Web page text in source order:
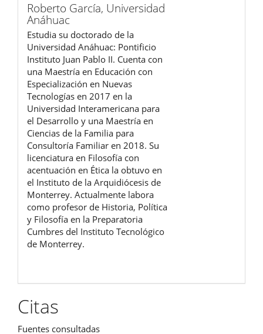
Roberto García, Universidad
Anáhuac
Estudia su doctorado de la
Universidad Anáhuac: Pontificio
Instituto Juan Pablo II. Cuenta con
una Maestría en Educación con
Especialización en Nuevas
Tecnologías en 2017 en la
Universidad Interamericana para
el Desarrollo y una Maestría en
Ciencias de la Familia para
Consultoría Familiar en 2018. Su
licenciatura en Filosofía con
acentuación en Ética la obtuvo en
el Instituto de la Arquidiócesis de
Monterrey. Actualmente labora
como profesor de Historia, Política
y Filosofía en la Preparatoria
Cumbres del Instituto Tecnológico
de Monterrey.
Citas
Fuentes consultadas